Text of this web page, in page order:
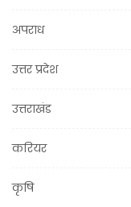
अपराध
उत्तर प्रदेश
उत्तराखंड
करियर
कृषि